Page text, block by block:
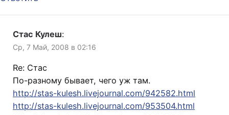
Стас Кулеш:
Ср, 7 Май, 2008 в 02:16
Re: Стас
По-разному бывает, чего уж там.
http://stas-kulesh.livejournal.com/942582.html
http://stas-kulesh.livejournal.com/953504.html